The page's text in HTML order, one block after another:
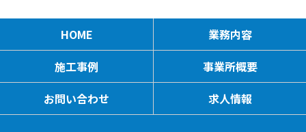
HOME
業務内容
施工事例
事業所概要
お問い合わせ
求人情報